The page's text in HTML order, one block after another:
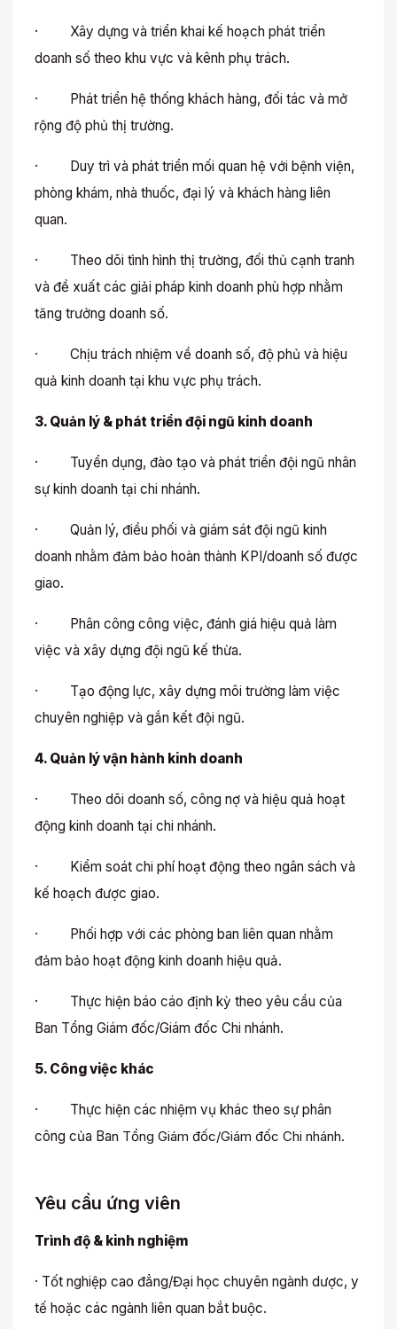
· Xây dựng và triển khai kế hoạch phát triển
doanh số theo khu vực và kênh phụ trách.
· Phát triển hệ thống khách hàng, đối tác và mở
rộng độ phủ thị trường.
· Duy trì và phát triển mối quan hệ với bệnh viện,
phòng khám, nhà thuốc, đại lý và khách hàng liên
quan.
· Theo dõi tình hình thị trường, đối thủ cạnh tranh
và đề xuất các giải pháp kinh doanh phù hợp nhằm
tăng trưởng doanh số.
· Chịu trách nhiệm về doanh số, độ phủ và hiệu
quả kinh doanh tại khu vực phụ trách.
3. Quản lý & phát triển đội ngũ kinh doanh
· Tuyển dụng, đào tạo và phát triển đội ngũ nhân
sự kinh doanh tại chi nhánh.
· Quản lý, điều phối và giám sát đội ngũ kinh
doanh nhằm đảm bảo hoàn thành KPI/doanh số được
giao.
· Phân công công việc, đánh giá hiệu quả làm
việc và xây dựng đội ngũ kế thừa.
· Tạo động lực, xây dựng môi trường làm việc
chuyên nghiệp và gắn kết đội ngũ.
4. Quản lý vận hành kinh doanh
· Theo dõi doanh số, công nợ và hiệu quả hoạt
động kinh doanh tại chi nhánh.
· Kiểm soát chi phí hoạt động theo ngân sách và
kế hoạch được giao.
· Phối hợp với các phòng ban liên quan nhằm
đảm bảo hoạt động kinh doanh hiệu quả.
· Thực hiện báo cáo định kỳ theo yêu cầu của
Ban Tổng Giám đốc/Giám đốc Chi nhánh.
5. Công việc khác
· Thực hiện các nhiệm vụ khác theo sự phân
công của Ban Tổng Giám đốc/Giám đốc Chi nhánh.
Yêu cầu ứng viên
Trình độ & kinh nghiệm
· Tốt nghiệp cao đẳng/Đại học chuyên ngành dược, y
tế hoặc các ngành liên quan bắt buộc.